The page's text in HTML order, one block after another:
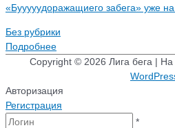
«Бууууудоражащиего забега» уже на
Без рубрики
Подробнее
Copyright © 2026 Лига бега |
Авторизация
Регистрация
*